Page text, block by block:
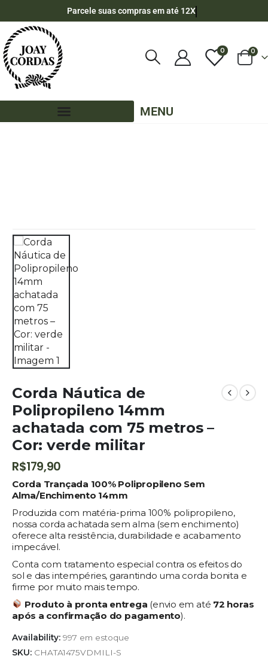
Parcele suas compras em até 12X
0 0
MENU
Corda Náutica de
Polipropileno 14mm
achatada com 75 metros –
Cor: verde militar
R$179,90
Corda Trançada 100% Polipropileno Sem
Alma/Enchimento 14mm
Produzida com matéria-prima 100% polipropileno,
nossa corda achatada sem alma (sem enchimento)
oferece alta resistência, durabilidade e acabamento
impecável.
Conta com tratamento especial contra os efeitos do
sol e das intempéries, garantindo uma corda bonita e
firme por muito mais tempo.
Produto à pronta entrega (envio em até 72 horas
após a confirmação do pagamento).
Availability: 997 em estoque
SKU: CHATA1475VDMILI-S